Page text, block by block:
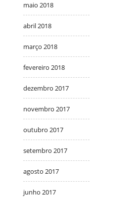
maio 2018
abril 2018
março 2018
fevereiro 2018
dezembro 2017
novembro 2017
outubro 2017
setembro 2017
agosto 2017
junho 2017